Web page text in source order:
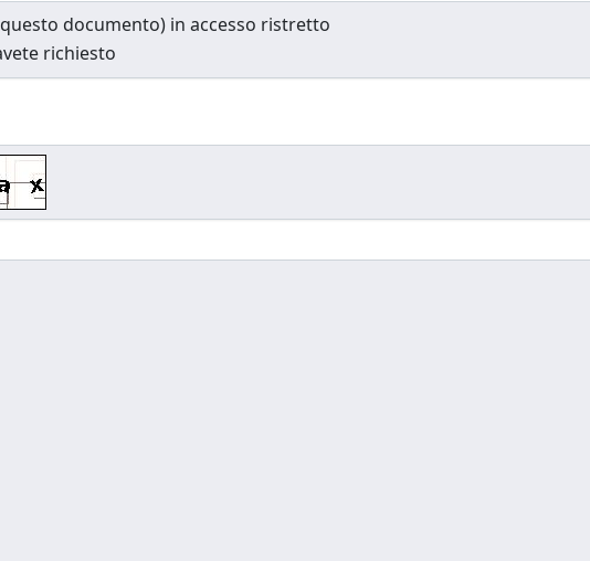
documento) in accesso ristretto
richiesto